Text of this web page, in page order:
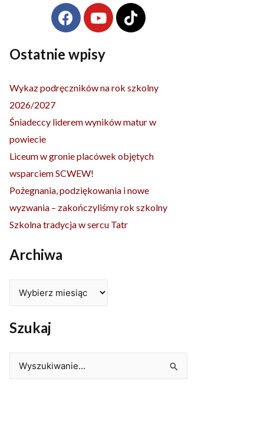
F
a
e
o
Y
o
t
b
T
i
k
Ostatnie wpisy
Wykaz podręczników na rok szkolny
2026/2027
Śniadeccy liderem wyników matur w
powiecie
Liceum w gronie placówek objętych
wsparciem SCWEW!
Pożegnania, podziękowania i nowe
wyzwania – zakończyliśmy rok szkolny
Szkolna tradycja w sercu Tatr
Archiwa
Szukaj
Szukaj